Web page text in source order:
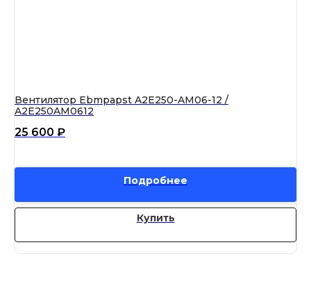
Вентилятор Ebmpapst A2E250-AM06-12 /
A2E250AM0612
25 600 ₽
Подробнее
Купить